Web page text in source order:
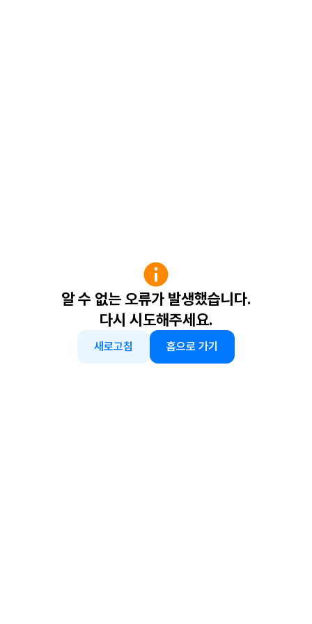
알 수 없는 오류가 발생했습니다.
다시 시도해주세요.
새로고침 홈으로 가기